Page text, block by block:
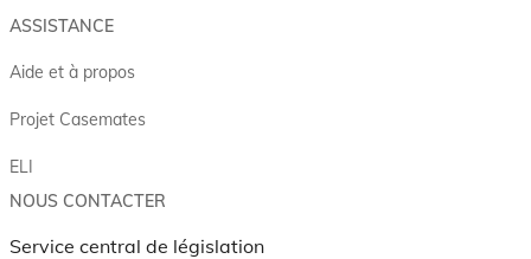
ASSISTANCE
Aide et à propos
Projet Casemates
ELI
NOUS CONTACTER
Service central de législation